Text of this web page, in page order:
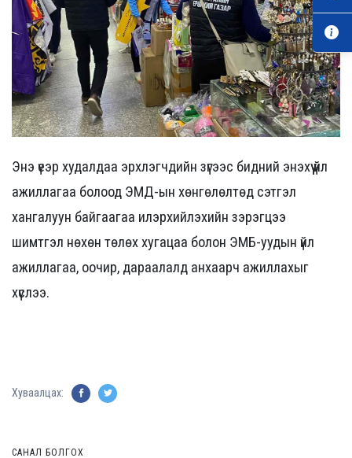
Энэ үеэр худалдаа эрхлэгчдийн зүгээс бидний энэхүү үйл
ажиллагаа болоод ЭМД-ын хөнгөлөлтөд сэтгэл
хангалуун байгаагаа илэрхийлэхийн зэрэгцээ
шимтгэл нөхөн төлөх хугацаа болон ЭМБ-уудын үйл
ажиллагаа, оочир, дараалалд анхаарч ажиллахыг
хүслээ.
Хуваалцах:
САНАЛ БОЛГОХ